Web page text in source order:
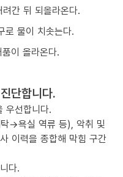
간 뒤 되올라온다.
로 물이 치솟는다.
이 올라온다.
단합니다.
우선합니다.
→욕실 역류 등), 악취 및
이력을 종합해 막힘 구간
다.